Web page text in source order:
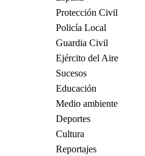
Protección Civil
Policía Local
Guardia Civil
Ejército del Aire
Sucesos
Educación
Medio ambiente
Deportes
Cultura
Reportajes